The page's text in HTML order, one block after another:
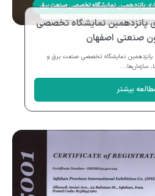
پانزدهمین نمایشگاه تخصصی
صنعتی اصفهان
نمایشگاه تخصصی صنعت برق و
سازمان‌ها،...
بیشتر